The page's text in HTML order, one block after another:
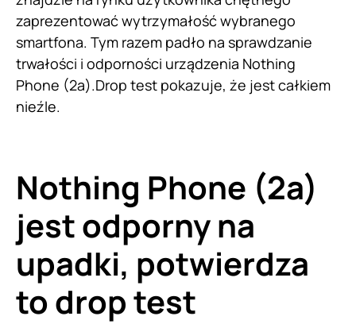
zaprezentować wytrzymałość wybranego
smartfona. Tym razem padło na sprawdzanie
trwałości i odporności urządzenia Nothing
Phone (2a).Drop test pokazuje, że jest całkiem
nieźle.
Nothing Phone (2a)
jest odporny na
upadki, potwierdza
to drop test